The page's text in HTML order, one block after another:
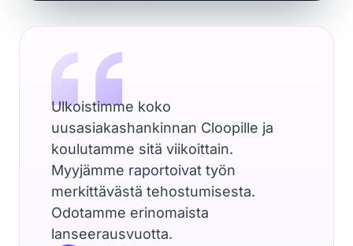
Ulkoistimme koko
uusasiakashankinnan Cloopille ja
koulutamme sitä viikoittain.
Myyjämme raportoivat työn
merkittävästä tehostumisesta.
Odotamme erinomaista
lanseerausvuotta.